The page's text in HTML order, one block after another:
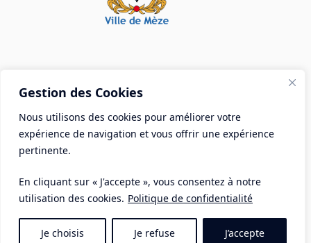
Gestion des Cookies
Nous utilisons des cookies pour améliorer votre
expérience de navigation et vous offrir une expérience
pertinente.
En cliquant sur « J'accepte », vous consentez à notre
utilisation des cookies. Politique de confidentialité
Je choisis Je refuse J’accepte
Mairie de Mèze
Place Aristide Briand - BP 28 34140 Mèze
Tél :04 67 18 30 30
Mail :
Mentions Légales